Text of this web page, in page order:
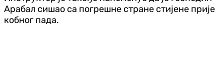
Арабал сишао са погрешне стране стијене прије
кобног пада.